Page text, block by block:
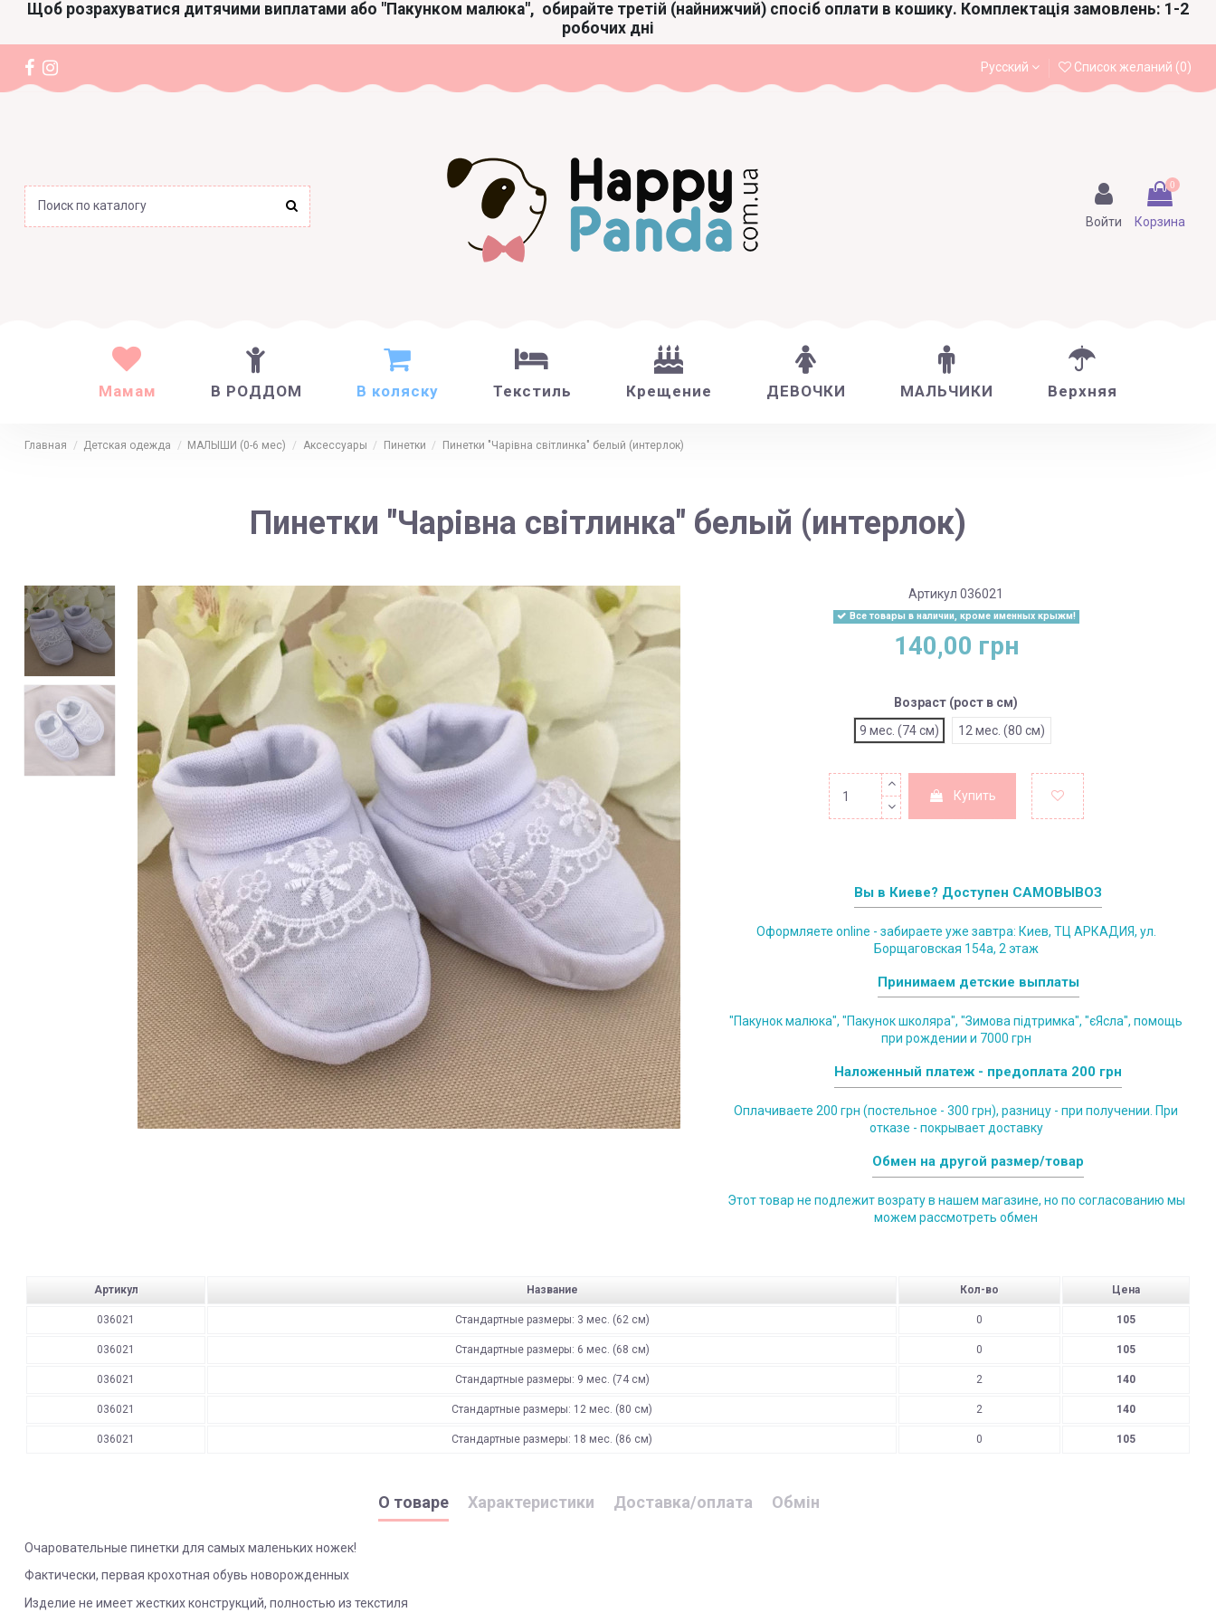
Щоб розрахуватися дитячими виплатами або "Пакунком малюка", обирайте третій (найнижчий) спосіб оплати в кошику. Комплектація замовлень: 1-2
робочих дні
Русский Список желаний (0)
Войти
0
Корзина
Мамам В РОДДОМ В коляску Текстиль Крещение ДЕВОЧКИ МАЛЬЧИКИ Верхняя
Главная Детская одежда МАЛЫШИ (0-6 мес) Аксессуары Пинетки Пинетки "Чарівна світлинка" белый (интерлок)
Пинетки "Чарівна світлинка" белый (интерлок)
Артикул 036021
Все товары в наличии, кроме именных крыжм!
140,00 грн
Возраст (рост в см)
9 мес. (74 см)
12 мес. (80 см)
Купить
Вы в Киеве? Доступен САМОВЫВОЗ
Оформляете online - забираете уже завтра: Киев, ТЦ АРКАДИЯ, ул.
Борщаговская 154а, 2 этаж
Принимаем детские выплаты
"Пакунок малюка", "Пакунок школяра", "Зимова підтримка", "єЯсла", помощь
при рождении и 7000 грн
Наложенный платеж - предоплата 200 грн
Оплачиваете 200 грн (постельное - 300 грн), разницу - при получении. При
отказе - покрывает доставку
Обмен на другой размер/товар
Этот товар не подлежит возрату в нашем магазине, но по согласованию мы
можем рассмотреть обмен
Артикул Название Кол-во Цена
036021 Стандартные размеры: 3 мес. (62 см) 0 105
036021 Стандартные размеры: 6 мес. (68 см) 0 105
036021 Стандартные размеры: 9 мес. (74 см) 2 140
036021 Стандартные размеры: 12 мес. (80 см) 2 140
036021 Стандартные размеры: 18 мес. (86 см) 0 105
О товаре Характеристики Доставка/оплата Обмін
Очаровательные пинетки для самых маленьких ножек!
Фактически, первая крохотная обувь новорожденных
Изделие не имеет жестких конструкций, полностью из текстиля